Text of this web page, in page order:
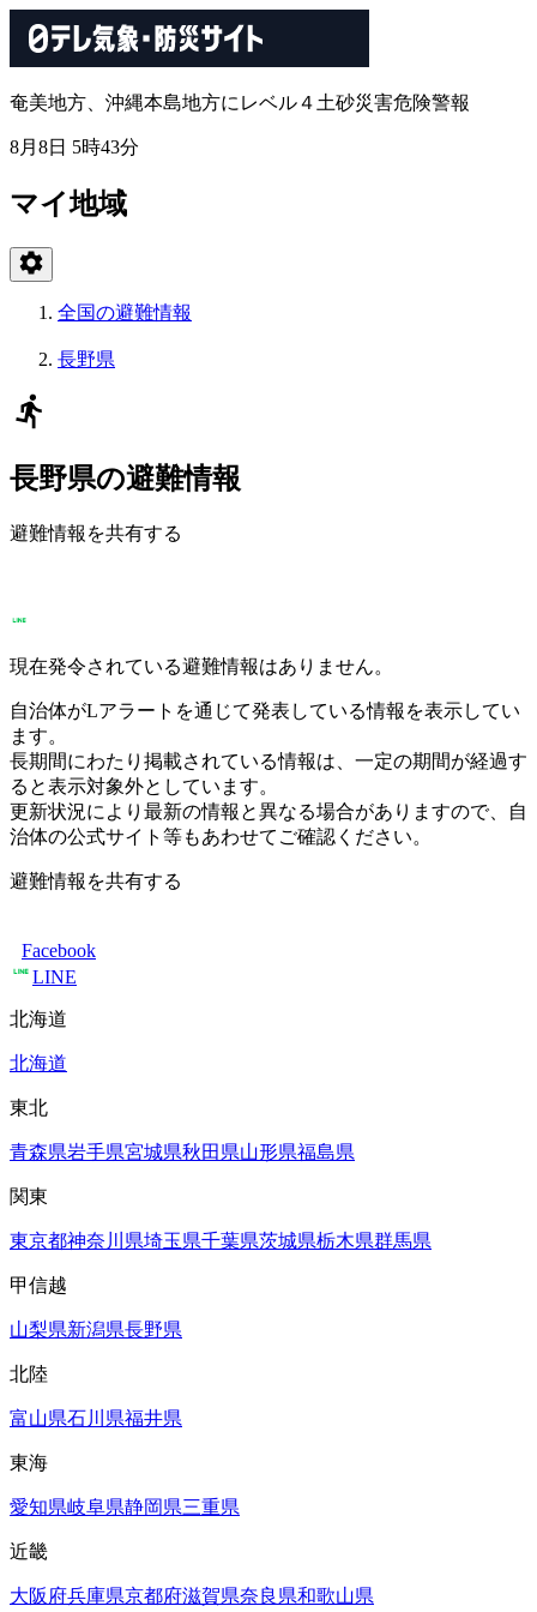
奄美地方、沖縄本島地方にレベル４土砂災害危険警報
8月8日 5時43分
マイ地域
全国の避難情報
長野県
長野県の避難情報
避難情報を共有する
現在発令されている避難情報はありません。
自治体がLアラートを通じて発表している情報を表示してい
ます。
長期間にわたり掲載されている情報は、一定の期間が経過す
ると表示対象外としています。
更新状況により最新の情報と異なる場合がありますので、自
治体の公式サイト等もあわせてご確認ください。
避難情報を共有する
Facebook
LINE
北海道
北海道
東北
青森県岩手県宮城県秋田県山形県福島県
関東
東京都神奈川県埼玉県千葉県茨城県栃木県群馬県
甲信越
山梨県新潟県長野県
北陸
富山県石川県福井県
東海
愛知県岐阜県静岡県三重県
近畿
大阪府兵庫県京都府滋賀県奈良県和歌山県